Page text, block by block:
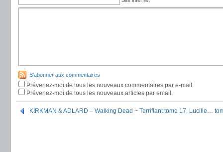
S'abonner aux commentaires
Prévenez-moi de tous les nouveaux commentaires par e-mail.
Prévenez-moi de tous les nouveaux articles par email.
KIRKMAN & ADLARD – Walking Dead ~ Terrifiant tome 17, Lucille…